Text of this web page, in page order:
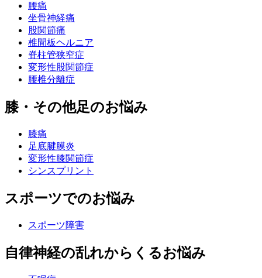
腰痛
坐骨神経痛
股関節痛
椎間板ヘルニア
脊柱管狭窄症
変形性股関節症
腰椎分離症
膝・その他足のお悩み
膝痛
足底腱膜炎
変形性膝関節症
シンスプリント
スポーツでのお悩み
スポーツ障害
自律神経の乱れからくるお悩み